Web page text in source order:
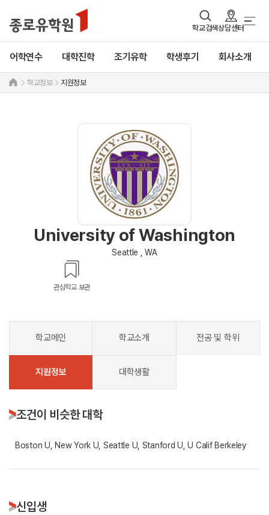
학교검색상담센터
어학연수 대학진학 조기유학 학생후기 회사소개
학교정보 지원정보
University of Washington
Seattle , WA
관심학교 보관
학교메인 학교소개 전공 및 학위
지원정보 대학생활
조건이 비슷한 대학
Boston U, New York U, Seattle U, Stanford U, U Calif Berkeley
신입생